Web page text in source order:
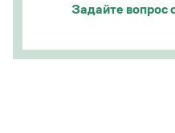
Страница ответаЗадайте вопрос